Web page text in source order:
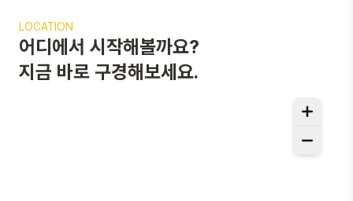
LOCATION
어디에서 시작해볼까요?
지금 바로 구경해보세요.